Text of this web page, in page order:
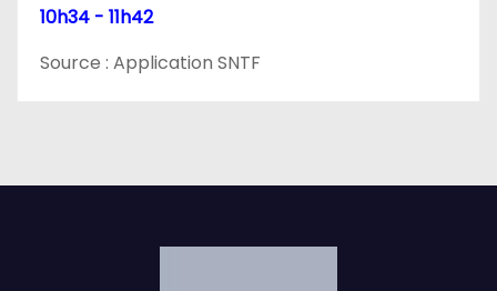
e
10h34 - 11h42
Source : Application SNTF